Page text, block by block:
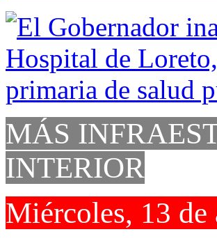
MÁS
INTERIOR
Miércoles, 13 de